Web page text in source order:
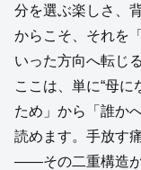
分を選ぶ楽しさ、
からこそ、それを
いった方向へ転じ
ここは、単に“母
ため」から「誰か
読めます。手放す
——その二重構造が